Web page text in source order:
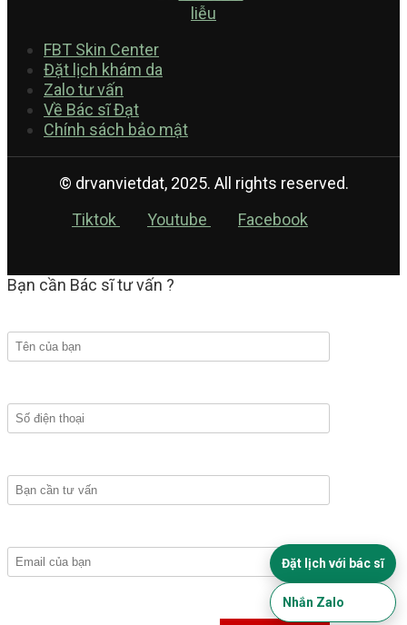
FBT Skin Center
Đặt lịch khám da
Zalo tư vấn
Về Bác sĩ Đạt
Chính sách bảo mật
© drvanvietdat, 2025. All rights reserved.
Tiktok
Youtube Facebook
Bạn cần Bác sĩ tư vấn ?
Đặt lịch với bác sĩ
Nhắn Zalo